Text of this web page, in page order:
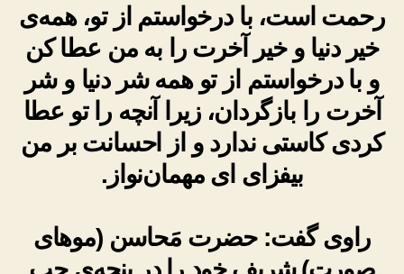
رحمت است، با درخواستم از تو، همه‌ی
خیر دنیا و خیر آخرت را به من عطا کن
و با درخواستم از تو همه شر دنیا و شر
آخرت را بازگردان، زیرا آنچه را تو عطا
کردی کاستی ندارد و از احسانت بر من
بیفزای ای مهمان‌نواز.
راوی گفت: حضرت مَحاسن (موهای